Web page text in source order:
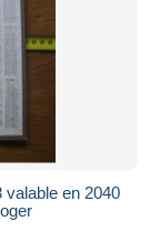
en 2040